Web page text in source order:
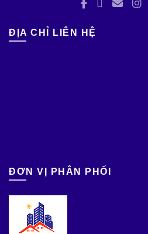
ĐỊA CHỈ LIÊN HỆ
ĐƠN VỊ PHÂN PHỐI